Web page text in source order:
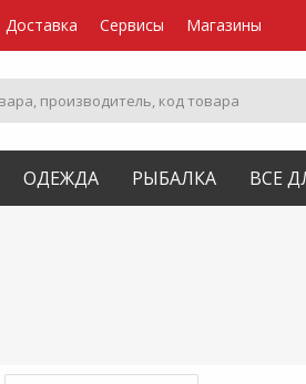
Доставка Сервисы Магазины
ОДЕЖДА РЫБАЛКА ВСЕ